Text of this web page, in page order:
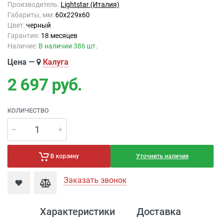
Производитель: Lightstar (Италия)
Габариты, мм: 60x229x60
Цвет:черный
Гарантия: 18 месяцев
Наличие: В наличии 386 шт.
Цена — Калуга
2 697 руб.
КОЛИЧЕСТВО
В корзину Уточнить наличие
Заказать звонок
Характеристики Доставка